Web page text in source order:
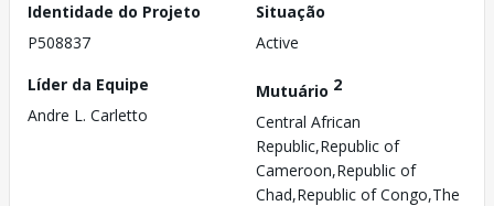
Identidade do Projeto
P508837
Situação
Active
Líder da Equipe
Andre L. Carletto
Mutuário 2
Central African
Republic,Republic of
Cameroon,Republic of
Chad,Republic of Congo,The